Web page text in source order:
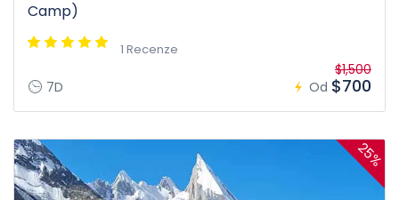
Camp)
1 Recenze
7D Od
$1,500
$700
25%